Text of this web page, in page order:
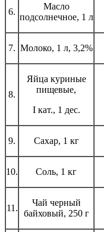
6.
Масло
подсолнечное, 1 л
7. Молоко, 1 л, 3,2%
8.
Яйца куриные
пищевые,
I кат., 1 дес.
9. Сахар, 1 кг
10. Соль, 1 кг
11.
Чай черный
байховый, 250 г